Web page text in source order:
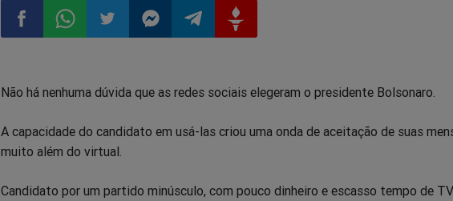
no
Facebook
no
Whatsapp
no
Twitter
no
Messenger
no
Telegram
no
Gettr
Não há nenhuma dúvida que as redes sociais elegeram o presidente Bolsonaro.
A capacidade do candidato em usá-las criou uma onda de aceitação de suas
muito além do virtual.
Candidato por um partido minúsculo, com pouco dinheiro e escasso tempo de